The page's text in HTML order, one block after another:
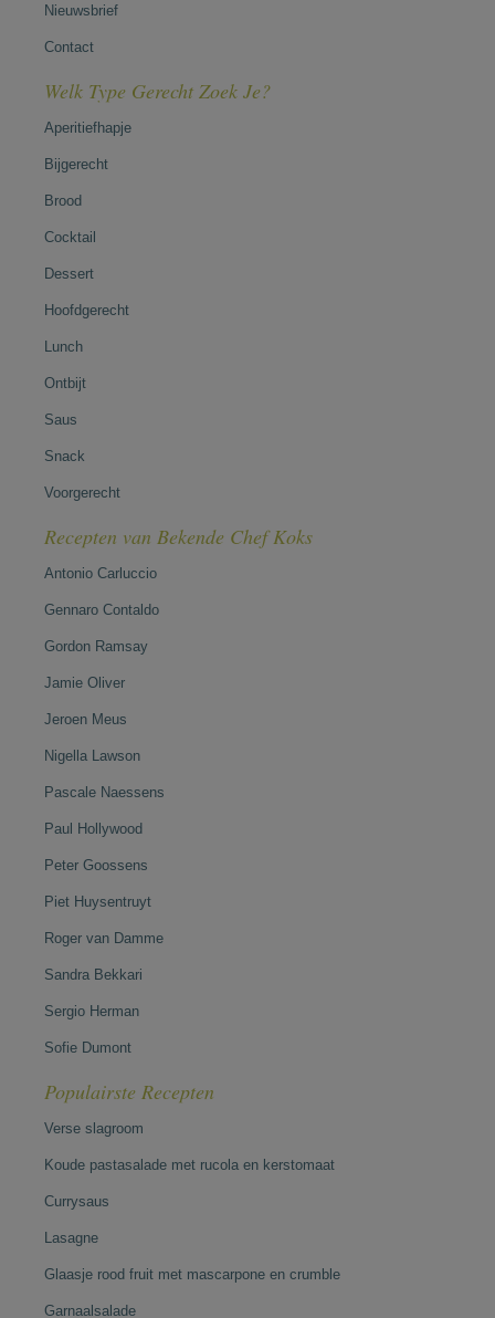
Nieuwsbrief
Contact
Welk Type Gerecht Zoek Je?
Aperitiefhapje
Bijgerecht
Brood
Cocktail
Dessert
Hoofdgerecht
Lunch
Ontbijt
Saus
Snack
Voorgerecht
Recepten van Bekende Chef Koks
Antonio Carluccio
Gennaro Contaldo
Gordon Ramsay
Jamie Oliver
Jeroen Meus
Nigella Lawson
Pascale Naessens
Paul Hollywood
Peter Goossens
Piet Huysentruyt
Roger van Damme
Sandra Bekkari
Sergio Herman
Sofie Dumont
Populairste Recepten
Verse slagroom
Koude pastasalade met rucola en kerstomaat
Currysaus
Lasagne
Glaasje rood fruit met mascarpone en crumble
Garnaalsalade